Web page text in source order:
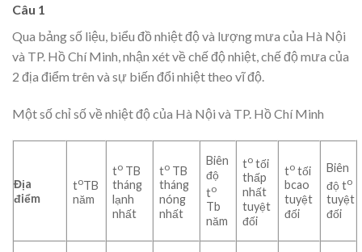
Câu 1
Qua bảng số liệu, biểu đồ nhiệt độ và lượng mưa của Hà Nội
và TP. Hồ Chí Minh, nhận xét về chế độ nhiệt, chế độ mưa của
2 địa điểm trên và sự biến đổi nhiệt theo vĩ độ.
Một số chỉ số về nhiệt độ của Hà Nội và TP. Hồ Chí Minh
Địa
điểm
toTB
năm
to TB
tháng
lạnh
nhất
to TB
tháng
nóng
nhất
Biên
độ
to
Tb
năm
to tối
thấp
nhất
tuyệt
đối
to tối
bcao
tuyệt
đối
Biên
độ to
tuyệt
đối